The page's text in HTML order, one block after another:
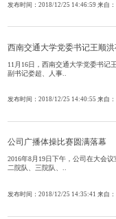
发布时间：2018/12/25 14:46:59 来自：
西南交通大学党委书记王顺
11月16日，西南交通大学党委书记
副书记娄超、人事..
发布时间：2018/12/25 14:40:55 来自：
公司广播体操比赛圆满落幕
2016年8月19日下午，公司在大会
二院队、三院队、..
发布时间：2018/12/25 14:35:41 来自：